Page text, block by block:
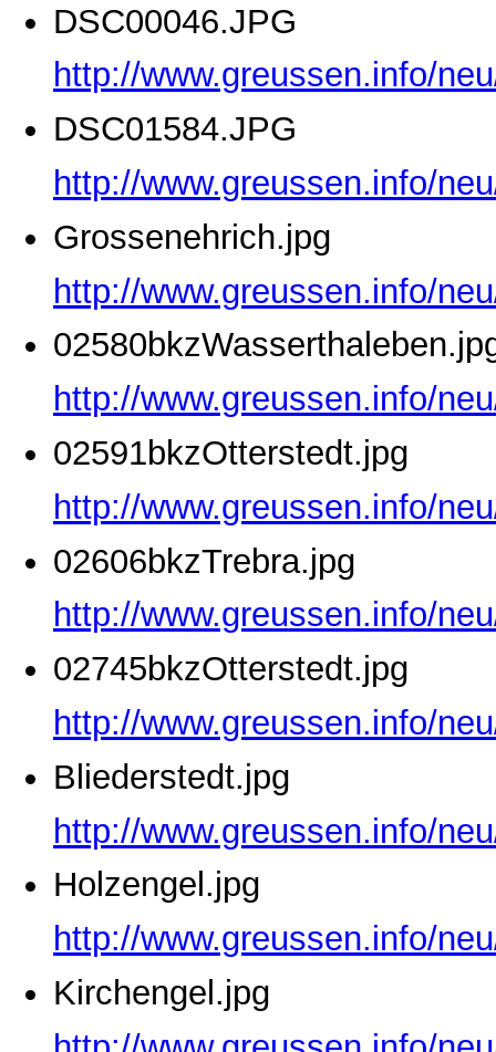
DSC00046.JPG
http://www.greussen.info/
DSC01584.JPG
http://www.greussen.info/
Grossenehrich.jpg
http://www.greussen.info/
http://www.greussen.info/
02591bkzOtterstedt.jpg
http://www.greussen.info/
02606bkzTrebra.jpg
http://www.greussen.info/
02745bkzOtterstedt.jpg
http://www.greussen.info/
Bliederstedt.jpg
http://www.greussen.info/
Holzengel.jpg
http://www.greussen.info/
Kirchengel.jpg